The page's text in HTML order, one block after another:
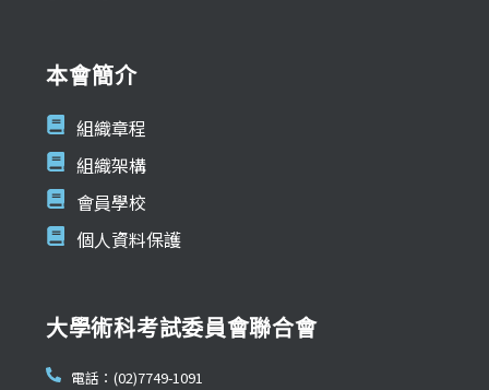
本會簡介
組織章程
組織架構
會員學校
個人資料保護
大學術科考試委員會聯合會
電話：(02)7749-1091